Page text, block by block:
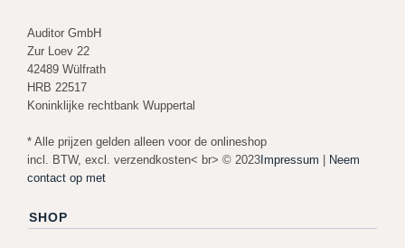
Auditor GmbH
Zur Loev 22
42489 Wülfrath
HRB 22517
Koninklijke rechtbank Wuppertal
* Alle prijzen gelden alleen voor de onlineshop
incl. BTW, excl. verzendkosten< br> © 2023Impressum | Neem
contact op met
SHOP